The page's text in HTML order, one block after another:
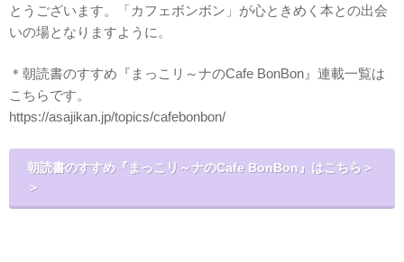
とうございます。「カフェボンボン」が心ときめく本との出会
いの場となりますように。
＊朝読書のすすめ『まっこリ～ナのCafe BonBon』連載一覧は
こちらです。
https://asajikan.jp/topics/cafebonbon/
朝読書のすすめ『まっこリ～ナのCafe BonBon』はこちら＞
＞